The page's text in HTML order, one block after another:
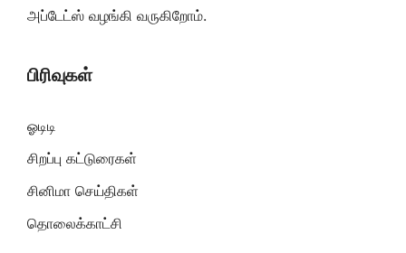
அப்டேட்ஸ் வழங்கி வருகிறோம்.
பிரிவுகள்
ஓடிடி
சிறப்பு கட்டுரைகள்
சினிமா செய்திகள்
தொலைக்காட்சி